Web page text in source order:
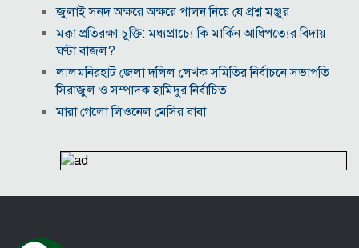
জুলাই সনদ অক্ষরে অক্ষরে পালন নিয়ে যে প্রশ্ন মঞ্জুর
মক্কা প্রতিরক্ষা চুক্তি: মধ্যপ্রাচ্যে কি মার্কিন আধিপত্যের বিদায়
ঘণ্টা বাজল?
‎লালমনিরহাট জেলা দলিল লেখক সমিতির নির্বাচনে সভাপতি
সিরাজুল ও সম্পাদক হামিদুর নির্বাচিত
মারা গেলো লিওনেল মেসির বাবা
আবাসিক এলাকায় ৯ ঘণ্টা হর্ন নিষিদ্ধ করে গণবিজ্ঞপ্তি
মালয়েশিয়াকে গুঁড়িয়ে দিয়ে দাপুটে জয় পেল বাংলাদেশ